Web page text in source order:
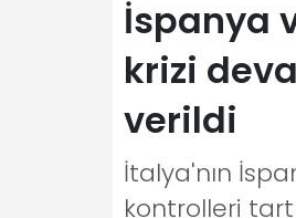
İspanya
krizi
verildi
İtalya'nın
kontrolleri